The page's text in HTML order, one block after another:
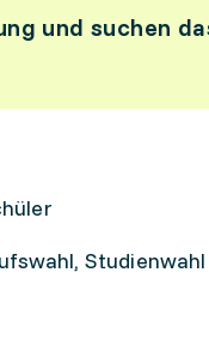
und suchen